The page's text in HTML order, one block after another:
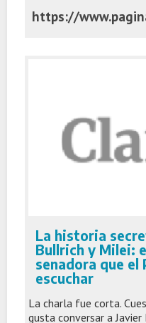
La historia
Bullrich y Milei:
senadora que el
escuchar
La charla fue corta.
gusta conversar a